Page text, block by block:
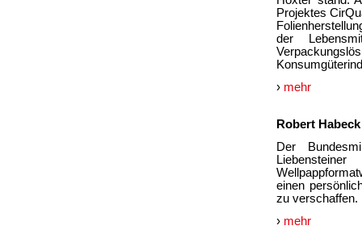
Projektes
der
› mehr
Robert
Der
einen
zu verschaffen.
› mehr